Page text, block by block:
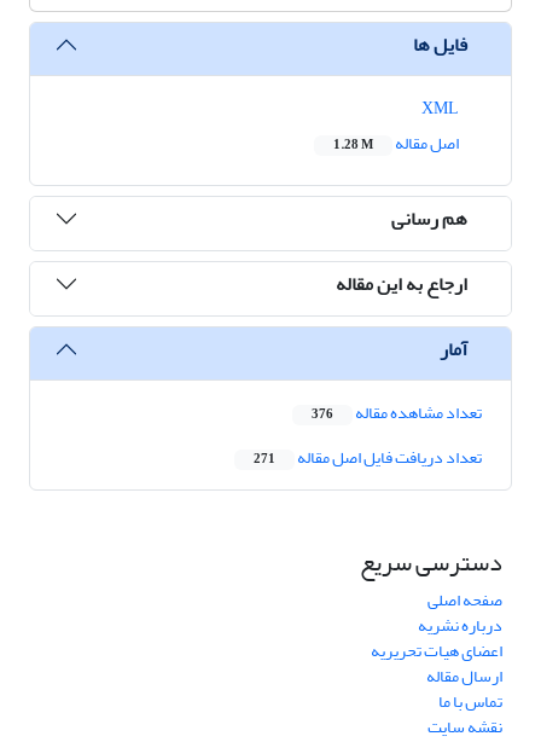
فایل ها
اصل مقاله
1.28 M
هم رسانی
ارجاع به این مقاله
آمار
تعداد مشاهده مقاله 376
تعداد دریافت فایل اصل مقاله 271
دسترسی سریع
صفحه اصلی
درباره نشریه
اعضای هیات تحریریه
ارسال مقاله
تماس با ما
نقشه سایت